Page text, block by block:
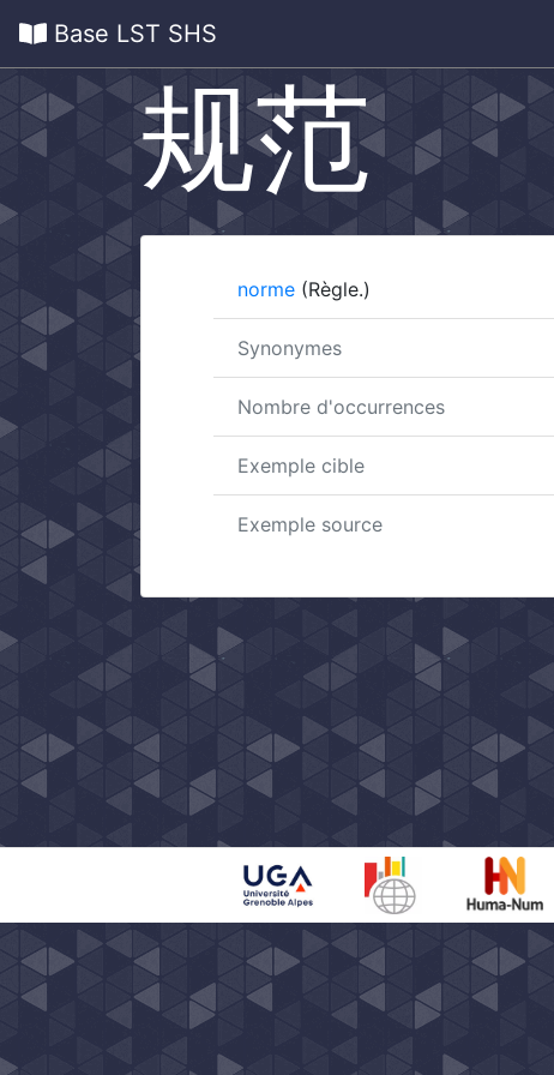
Base LST SHS
规范
norme (Règle.)
Synonymes
Nombre d'occurrences
Exemple cible
Exemple source